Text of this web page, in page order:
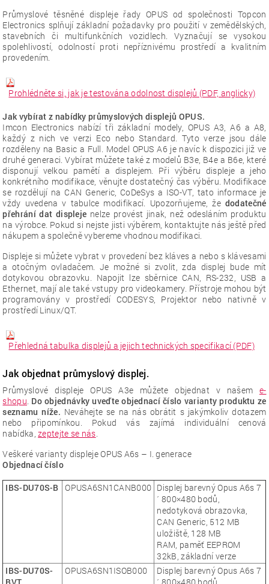
Průmyslové těsněné displeje řady OPUS od společnosti Topcon
Electronics splňují základní požadavky pro použití v zemědělských,
stavebních či multifunkčních vozidlech. Vyznačují se vysokou
spolehlivostí, odolností proti nepříznivému prostředí a kvalitním
provedením.
Prohlédněte si, jak je testována odolnost displejů (PDF, anglicky)
Jak vybírat z nabídky průmyslových displejů OPUS.
Imcon Electronics nabízí tři základní modely, OPUS A3, A6 a A8,
každý z nich ve verzi Eco nebo Standard. Tyto verze jsou dále
rozděleny na Basic a Full. Model OPUS A6 je navíc k dispozici již ve
druhé generaci.Vybírat můžete také z modelů B3e, B4e a B6e, které
disponují velkou pamětí a displejem. Při výběru displeje a jeho
konkrétního modifikace, věnujte dostatečný čas výběru. Modifikace
se rozdělují na CAN Generic, CoDeSys a ISO-VT, tato informace je
vždy uvedena v tabulce modifikací. Upozorňujeme, že dodatečné
přehrání dat displeje nelze provést jinak, než odesláním produktu
na výrobce. Pokud si nejste jisti výběrem, kontaktujte nás ještě před
nákupem a společně vybereme vhodnou modifikaci.
Displeje si můžete vybrat v provedení bez kláves a nebo s klávesami
a otočným ovladačem. Je možné si zvolit, zda displej bude mít
dotykovou obrazovku. Napojit lze sběrnice CAN, RS-232, USB a
Ethernet, mají ale také vstupy pro videokamery. Přístroje mohou být
programovány v prostředí CODESYS, Projektor nebo nativně v
prostředí Linux/QT.
Přehledná tabulka displejů a jejich technických specifikací (PDF)
Jak objednat průmyslový displej.
Průmyslové displeje OPUS A3e můžete objednat v našem e-
shopu. Do objednávky uveďte objednací číslo varianty produktu ze
seznamu níže. Neváhejte se na nás obrátit s jakýmkoliv dotazem
nebo připomínkou. Pokud vás zajímá individuální cenová
nabídka,zeptejte se nás.
Veškeré varianty displeje OPUS A6s – I. generace
Objednací číslo
IBS-DU70S-B
OPUSA6SN1CANB000 Displej barevný Opus A6s 7
´ 800×480 bodů,
nedotyková obrazovka,
CAN Generic, 512 MB
uložiště, 128 MB
RAM, paměť EEPROM
32kB, základní verze
IBS-DU70S-
OPUSA6SN1ISOB000
Displej barevný Opus A6s 7